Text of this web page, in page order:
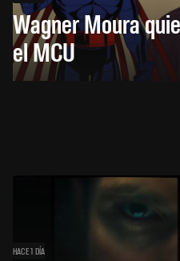
Wagner Moura
el MCU
HACE 1 DÍA